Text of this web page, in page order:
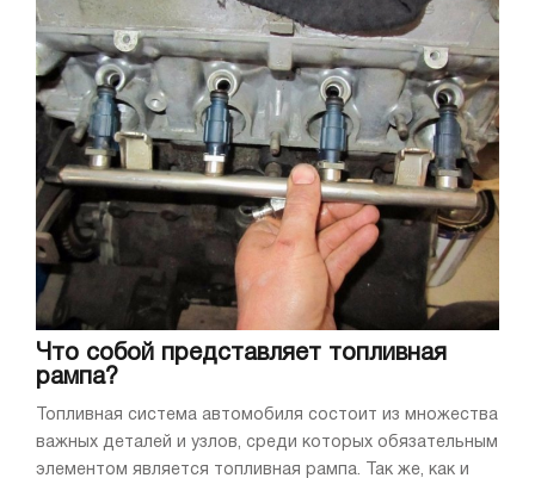
Что собой представляет топливная
рампа?
Топливная система автомобиля состоит из множества
важных деталей и узлов, среди которых обязательным
элементом является топливная рампа. Так же, как и